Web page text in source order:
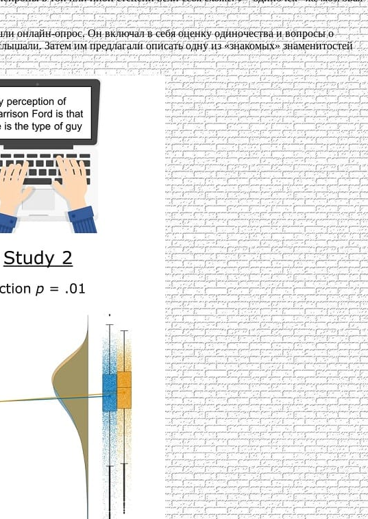
онлайн-опрос. Он включал в себя оценку одиночества и вопросы о
Затем им предлагали описать одну из «знакомых» знаменитостей